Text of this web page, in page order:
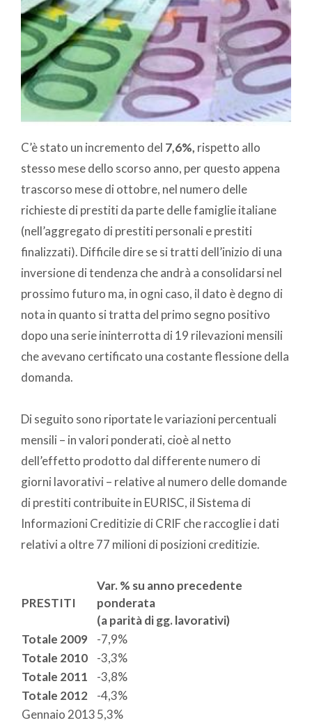
C’è stato un incremento del 7,6%, rispetto allo
stesso mese dello scorso anno, per questo appena
trascorso mese di ottobre, nel numero delle
richieste di prestiti da parte delle famiglie italiane
(nell’aggregato di prestiti personali e prestiti
finalizzati). Difficile dire se si tratti dell’inizio di una
inversione di tendenza che andrà a consolidarsi nel
prossimo futuro ma, in ogni caso, il dato è degno di
nota in quanto si tratta del primo segno positivo
dopo una serie ininterrotta di 19 rilevazioni mensili
che avevano certificato una costante flessione della
domanda.
Di seguito sono riportate le variazioni percentuali
mensili – in valori ponderati, cioè al netto
dell’effetto prodotto dal differente numero di
giorni lavorativi – relative al numero delle domande
di prestiti contribuite in EURISC, il Sistema di
Informazioni Creditizie di CRIF che raccoglie i dati
relativi a oltre 77 milioni di posizioni creditizie.
PRESTITI
Var. % su anno precedente
ponderata
(a parità di gg. lavorativi)
Totale 2009
​-7,9%
Totale 2010
​-3,3%
Totale 2011
​-3,8%
Totale 2012
​-4,3%
​Gennaio 2013​5,3%